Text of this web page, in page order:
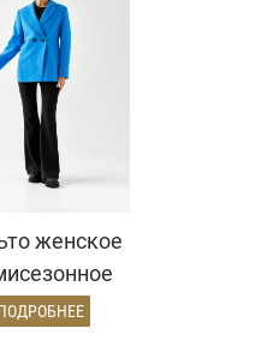
женское
(электрик)